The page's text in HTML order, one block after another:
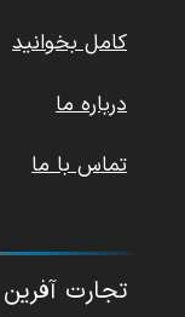
کامل بخوانید
درباره ما
تماس با ما
تجارت آفرین